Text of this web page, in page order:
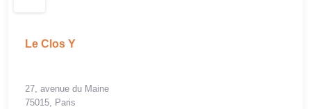
Le Clos Y
27, avenue du Maine
75015, Paris